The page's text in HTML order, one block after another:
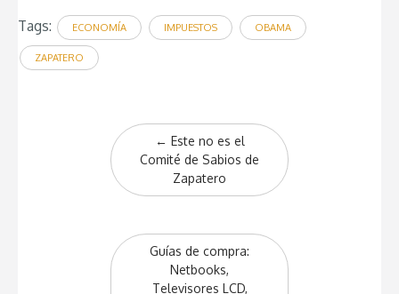
Tags: ECONOMÍA IMPUESTOS OBAMA
ZAPATERO
navigation
← Este no es el
Comité de Sabios de
Zapatero
Guías de compra:
Netbooks,
Televisores LCD,